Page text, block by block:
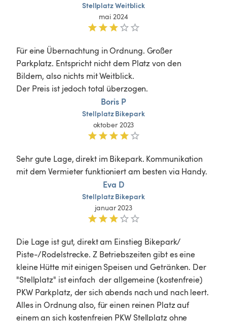
StellplatzWeitblick
mai 2024
Für eine Übernachtung in Ordnung. Großer
Parkplatz. Entspricht nicht dem Platz von den
Bildern, also nichts mit Weitblick.
Der Preis ist jedoch total überzogen.
Boris P
StellplatzBikepark
oktober 2023
Sehr gute Lage, direkt im Bikepark. Kommunikation
mit dem Vermieter funktioniert am besten via Handy.
Eva D
StellplatzBikepark
januar 2023
Die Lage ist gut, direkt am Einstieg Bikepark/
Piste-/Rodelstrecke. Z Betriebszeiten gibt es eine
kleine Hütte mit einigen Speisen und Getränken. Der
"Stellplatz" ist einfach  der allgemeine (kostenfreie)
PKW Parkplatz, der sich abends nach und nach leert.
Alles in Ordnung also, für einen reinen Platz auf
einem an sich kostenfreien PKW Stellplatz ohne